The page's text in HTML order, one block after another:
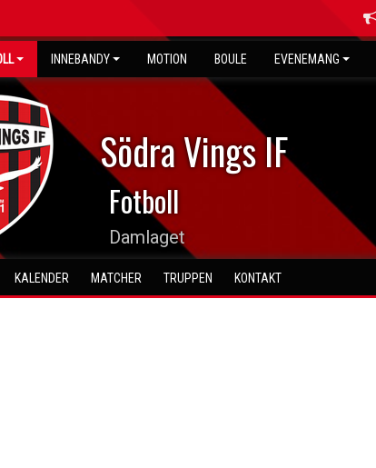
INNEBANDY MOTION BOULE EVENEMANG
Södra Vings IF
Fotboll
Damlaget
KALENDER MATCHER TRUPPEN KONTAKT